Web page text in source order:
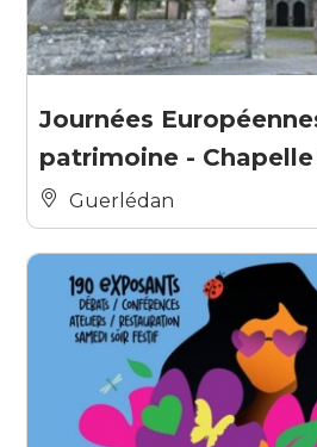
Journées
patrimoine - Chapelle
Guerlédan